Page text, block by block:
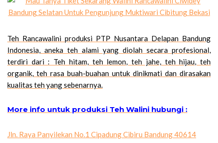
Teh Rancawalini produksi PTP Nusantara Delapan Bandung
Indonesia, aneka teh alami yang diolah secara profesional,
terdiri dari : Teh hitam, teh lemon, teh jahe, teh hijau, teh
organik, teh rasa buah-buahan untuk dinikmati dan dirasakan
kualitas teh yang sebenarnya.
More info untuk produksi Teh Walini hubungi :
Jln. Raya Panyilekan No.1 Cipadung Cibiru Bandung 40614